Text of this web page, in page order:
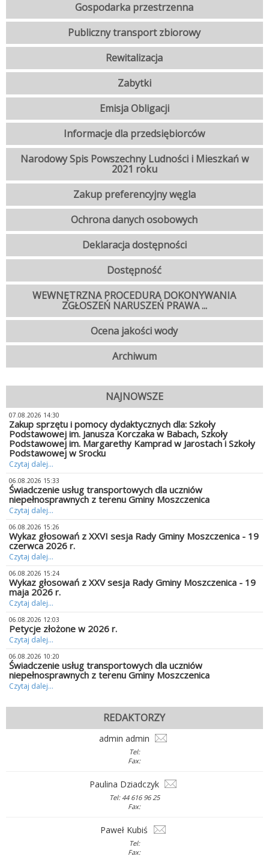
Gospodarka przestrzenna
Publiczny transport zbiorowy
Rewitalizacja
Zabytki
Emisja Obligacji
Informacje dla przedsiębiorców
Narodowy Spis Powszechny Ludności i Mieszkań w
2021 roku
Zakup preferencyjny węgla
Ochrona danych osobowych
Deklaracja dostępności
Dostępność
WEWNĘTRZNA PROCEDURA DOKONYWANIA
ZGŁOSZEŃ NARUSZEŃ PRAWA ...
Ocena jakości wody
Archiwum
NAJNOWSZE
07.08.2026 14:30
Zakup sprzętu i pomocy dydaktycznych dla: Szkoły
Podstawowej im. Janusza Korczaka w Babach, Szkoły
Podstawowej im. Margarethy Kamprad w Jarostach i Szkoły
Podstawowej w Srocku
Czytaj dalej...
06.08.2026 15:33
Świadczenie usług transportowych dla uczniów
niepełnosprawnych z terenu Gminy Moszczenica
Czytaj dalej...
06.08.2026 15:26
Wykaz głosowań z XXVI sesja Rady Gminy Moszczenica - 19
czerwca 2026 r.
Czytaj dalej...
06.08.2026 15:24
Wykaz głosowań z XXV sesja Rady Gminy Moszczenica - 19
maja 2026 r.
Czytaj dalej...
06.08.2026 12:03
Petycje złożone w 2026 r.
Czytaj dalej...
06.08.2026 10:20
Świadczenie usług transportowych dla uczniów
niepełnosprawnych z terenu Gminy Moszczenica
Czytaj dalej...
REDAKTORZY
admin admin
Tel:
Fax:
Paulina Dziadczyk
Tel: 44 616 96 25
Fax:
Paweł Kubiś
Tel:
Fax: